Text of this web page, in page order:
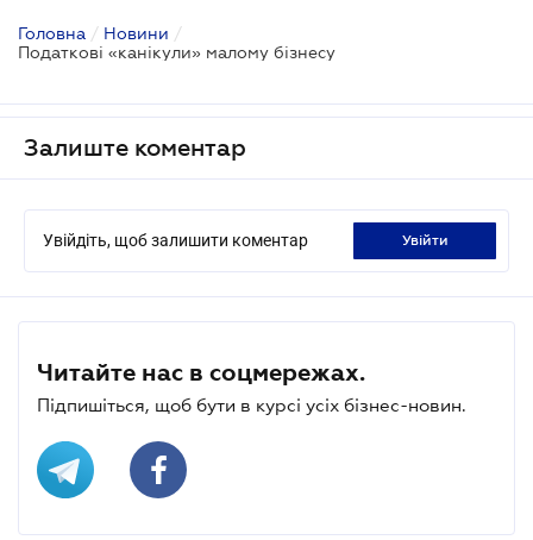
Головна / Новини /
Податкові «канікули» малому бізнесу
Залиште коментар
Увійдіть, щоб залишити коментар увійти
Читайте нас в соцмережах.
Підпишіться, щоб бути в курсі усіх бізнес-новин.